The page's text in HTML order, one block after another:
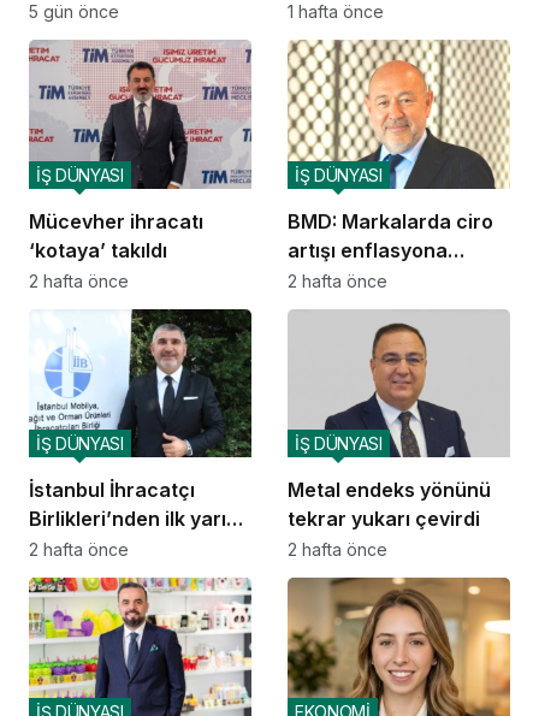
5 gün önce 1 hafta önce
Mücevher ihracatı
‘kotaya’ takıldı
İŞ DÜNYASI
2 hafta önce
BMD: Markalarda ciro
artışı enflasyona
yetişemiyor
İŞ DÜNYASI
2 hafta önce
İstanbul İhracatçı
Birlikleri’nden ilk yarıda
6 milyar 450 milyon
dolarlık ihracat
İŞ DÜNYASI
2 hafta önce
Metal endeks yönünü
tekrar yukarı çevirdi
İŞ DÜNYASI
2 hafta önce